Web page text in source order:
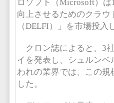
ロソフト（Microsoft）
向上させるためのクラ
（DELFI）」を市場投入
クロン誌によると、3
イを発表し、シュルンベ
われの業界では、この
した。